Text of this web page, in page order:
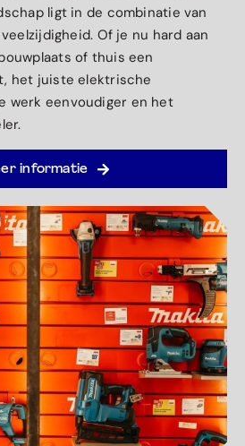
ligt in de combinatie van
Of je nu hard aan
of thuis een
het juiste elektrische
werk eenvoudiger en het
informatie